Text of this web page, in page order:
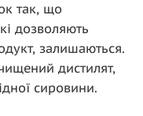
так, що
дозволяють
залишаються.
дистилят,
сировини.